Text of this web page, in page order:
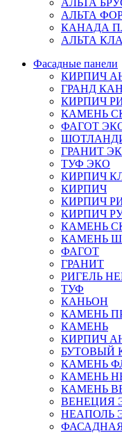
АЛЬТА
АЛЬТА
КАНАДА
АЛЬТА
Фасадные панели
КИРПИЧ
ГРАНД
КИРПИЧ
КАМЕНЬ
ФАГОТ
ГРАНИТ
ТУФ ЭКО
КИРПИЧ
КИРПИЧ
КИРПИЧ
КИРПИЧ
КАМЕНЬ
КАМЕНЬ
ФАГОТ
ГРАНИТ
РИГЕЛЬ
ТУФ
КАНЬОН
КАМЕНЬ
КАМЕНЬ
КИРПИЧ
БУТОВЫЙ
КАМЕНЬ
КАМЕНЬ
КАМЕНЬ
ВЕНЕЦИЯ
НЕАПОЛЬ